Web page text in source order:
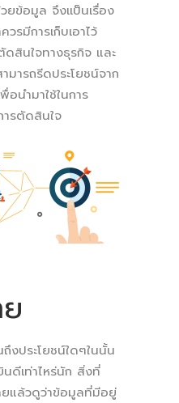
ข้อมูล จึงเเป็นเรื่อง
มีการเก็บเอาไว้
ดสินใจทางธุรกิจ และ
ารถรีดประโยชน์จาก
นำมาใช้ในการ
ารตัดสินใจ
งประโยชน์ใดๆในนั้น
ดีเท่าไหร่นัก สิ่งที่
แล้วดูว่าข้อมูลที่มีอยู่